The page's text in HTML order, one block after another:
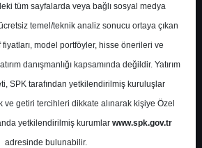
- COCA-COLA İÇECEK
A.Ş.
Fiyat 44.45 ₺
%0.00
tüm sayfalarda veya bağlı sosyal medya
temel/teknik analiz sonucu ortaya çıkan
model portföyler, hisse önerileri ve
danışmanlığı kapsamında değildir. Yatırım
SPK tarafından yetkilendirilmiş kuruluşlar
ve getiri tercihleri dikkate alınarak kişiye Özel
yetkilendirilmiş kurumlar www.spk.gov.tr
adresinde bulunabilir.